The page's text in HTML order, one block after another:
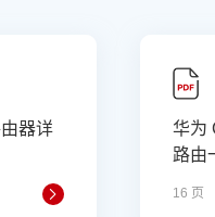
器详
华为
路由
16 页